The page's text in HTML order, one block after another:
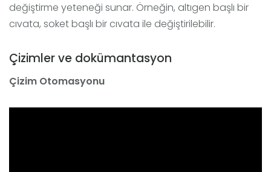
değiştirme yeteneği sunar. Örneğin, altıgen başlı bir
cıvata, soket başlı bir cıvata ile değiştirilebilir.
Çizimler ve dokümantasyon
Çizim Otomasyonu